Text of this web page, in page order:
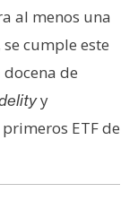
al menos una
se cumple este
de
y
ETF de